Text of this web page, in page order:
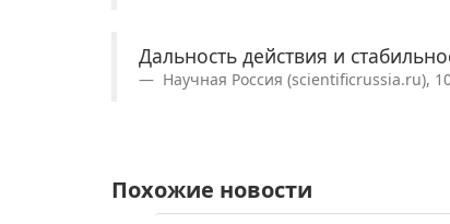
Дальность действия и
Научная Россия (scientificrussia.ru),
Похожие новости